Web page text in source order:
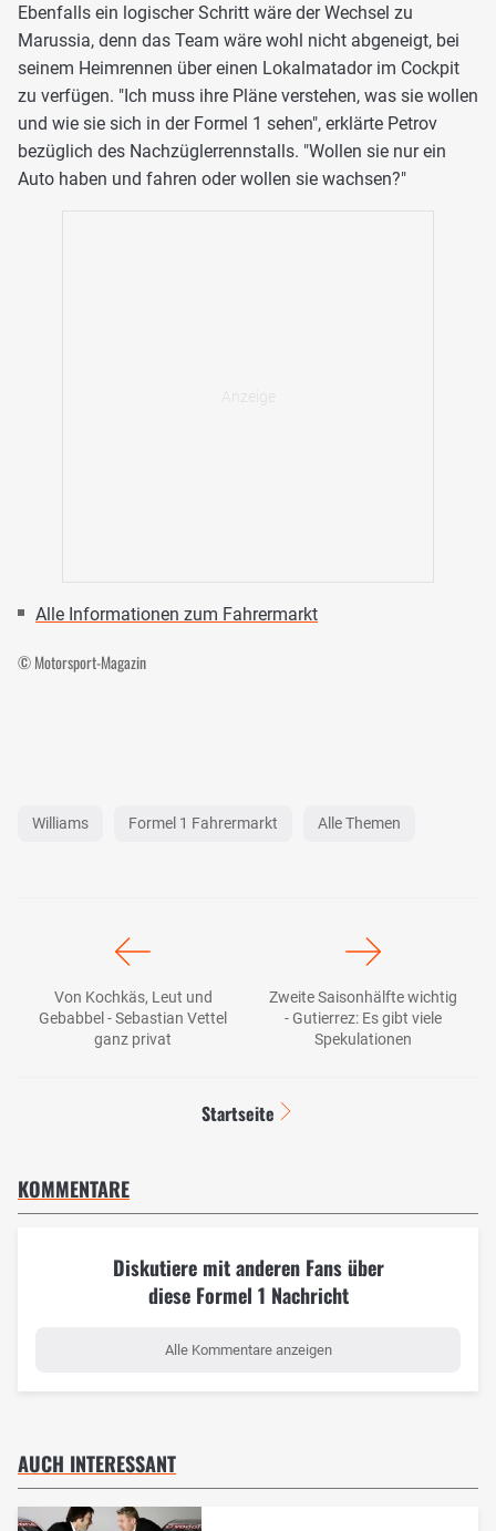
Ebenfalls ein logischer Schritt wäre der Wechsel zu
Marussia, denn das Team wäre wohl nicht abgeneigt, bei
seinem Heimrennen über einen Lokalmatador im Cockpit
zu verfügen. "Ich muss ihre Pläne verstehen, was sie wollen
und wie sie sich in der Formel 1 sehen", erklärte Petrov
bezüglich des Nachzüglerrennstalls. "Wollen sie nur ein
Auto haben und fahren oder wollen sie wachsen?"
Alle Informationen zum Fahrermarkt
© Motorsport-Magazin
Williams Formel 1 Fahrermarkt Alle Themen
Von Kochkäs, Leut und
Gebabbel - Sebastian Vettel
ganz privat
Zweite Saisonhälfte wichtig
- Gutierrez: Es gibt viele
Spekulationen
Startseite
KOMMENTARE
Diskutiere mit anderen Fans über
diese Formel 1 Nachricht
Alle Kommentare anzeigen
AUCH INTERESSANT